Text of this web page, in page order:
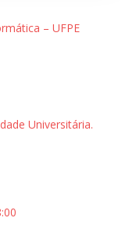
– UFPE
Universitária.